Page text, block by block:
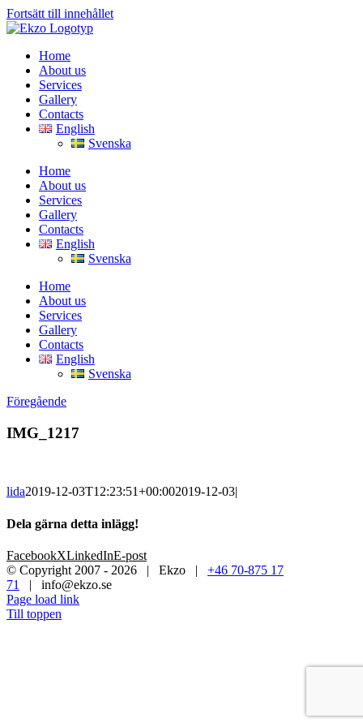
Fortsätt till innehållet
Home
About us
Services
Gallery
Contacts
English
Svenska
Home
About us
Services
Gallery
Contacts
English
Svenska
Home
About us
Services
Gallery
Contacts
English
Svenska
Föregående
IMG_1217
lida2019-12-03T12:23:51+00:002019-12-03|
Dela gärna detta inlägg!
FacebookXLinkedInE-post
© Copyright 2007 - 2026 | Ekzo | +46 70-875 17
71
| info@ekzo.se
Page load link
Till toppen